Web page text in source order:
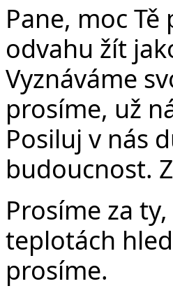
Pane, moc
odvahu žít
Vyznáváme
prosíme, už
Posiluj v nás
budoucnost.
Prosíme za
teplotách
prosíme.